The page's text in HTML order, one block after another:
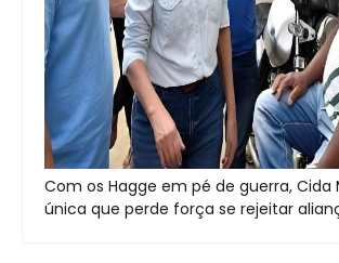
Com os Hagge em pé de guerra, Cida
única que perde força se rejeitar